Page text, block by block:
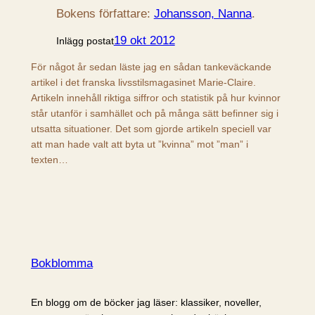
Bokens författare: Johansson, Nanna.
Inlägg postat19 okt 2012
För något år sedan läste jag en sådan tankeväckande
artikel i det franska livsstilsmagasinet Marie-Claire.
Artikeln innehåll riktiga siffror och statistik på hur kvinnor
står utanför i samhället och på många sätt befinner sig i
utsatta situationer. Det som gjorde artikeln speciell var
att man hade valt att byta ut ”kvinna” mot ”man” i
texten…
Bokblomma
En blogg om de böcker jag läser: klassiker, noveller,